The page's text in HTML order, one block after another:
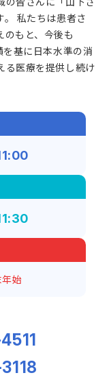
。 私たちは患者さ
のもと、今後も
を基に日本水準の消
る医療を提供し続け
始